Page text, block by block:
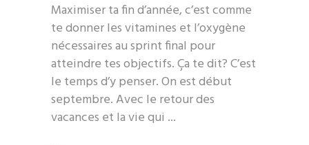
Maximiser ta fin d’année, c’est comme
te donner les vitamines et l’oxygène
nécessaires au sprint final pour
atteindre tes objectifs. Ça te dit? C’est
le temps d’y penser. On est début
septembre. Avec le retour des
vacances et la vie qui